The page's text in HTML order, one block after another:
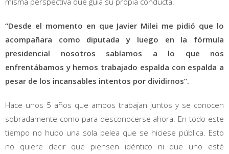
“Desde el momento en que Javier Milei me pidió que lo
acompañara como diputada y luego en la fórmula
presidencial nosotros sabíamos a lo que nos
enfrentábamos y hemos trabajado espalda con espalda a
pesar de los incansables intentos por dividirnos”.
Hace unos 5 años que ambos trabajan juntos y se conocen
sobradamente como para desconocerse ahora. En todo este
tiempo no hubo una sola pelea que se hiciese pública. Esto
no quiere decir que piensen idéntico ni que uno esté